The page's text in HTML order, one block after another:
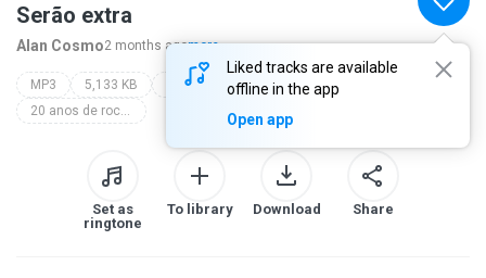
Liked tracks are available
offline in the app
Open app
Serão extra
Alan Cosmo2 months agomore...
MP3 5,133 KB Rock Nacional
dr. silvana & cia
20 anos de rock brasil
Set as
ringtone
To library Download Share